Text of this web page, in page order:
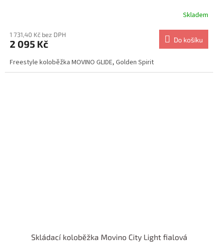
Skladem
1 731,40 Kč bez DPH
2 095 Kč Do košíku
Freestyle koloběžka MOVINO GLIDE, Golden Spirit
Skládací koloběžka Movino City Light fialová